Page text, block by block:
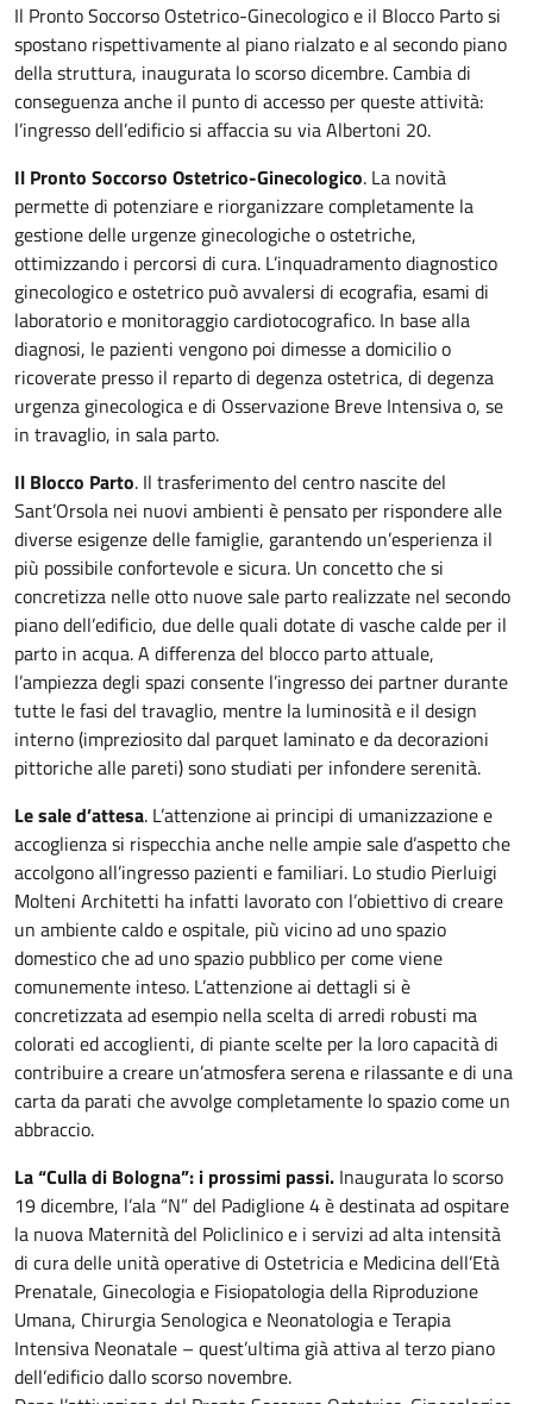
Il Pronto Soccorso Ostetrico-Ginecologico e il Blocco Parto si
spostano rispettivamente al piano rialzato e al secondo piano
della struttura, inaugurata lo scorso dicembre. Cambia di
conseguenza anche il punto di accesso per queste attività:
l’ingresso dell’edificio si affaccia su via Albertoni 20.
Il Pronto Soccorso Ostetrico-Ginecologico. La novità
permette di potenziare e riorganizzare completamente la
gestione delle urgenze ginecologiche o ostetriche,
ottimizzando i percorsi di cura. L’inquadramento diagnostico
ginecologico e ostetrico può avvalersi di ecografia, esami di
laboratorio e monitoraggio cardiotocografico. In base alla
diagnosi, le pazienti vengono poi dimesse a domicilio o
ricoverate presso il reparto di degenza ostetrica, di degenza
urgenza ginecologica e di Osservazione Breve Intensiva o, se
in travaglio, in sala parto.
Il Blocco Parto. Il trasferimento del centro nascite del
Sant’Orsola nei nuovi ambienti è pensato per rispondere alle
diverse esigenze delle famiglie, garantendo un’esperienza il
più possibile confortevole e sicura. Un concetto che si
concretizza nelle otto nuove sale parto realizzate nel secondo
piano dell’edificio, due delle quali dotate di vasche calde per il
parto in acqua. A differenza del blocco parto attuale,
l’ampiezza degli spazi consente l’ingresso dei partner durante
tutte le fasi del travaglio, mentre la luminosità e il design
interno (impreziosito dal parquet laminato e da decorazioni
pittoriche alle pareti) sono studiati per infondere serenità.
Le sale d’attesa. L’attenzione ai principi di umanizzazione e
accoglienza si rispecchia anche nelle ampie sale d’aspetto che
accolgono all’ingresso pazienti e familiari. Lo studio Pierluigi
Molteni Architetti ha infatti lavorato con l’obiettivo di creare
un ambiente caldo e ospitale, più vicino ad uno spazio
domestico che ad uno spazio pubblico per come viene
comunemente inteso. L’attenzione ai dettagli si è
concretizzata ad esempio nella scelta di arredi robusti ma
colorati ed accoglienti, di piante scelte per la loro capacità di
contribuire a creare un’atmosfera serena e rilassante e di una
carta da parati che avvolge completamente lo spazio come un
abbraccio.
La “Culla di Bologna”: i prossimi passi. Inaugurata lo scorso
19 dicembre, l’ala “N” del Padiglione 4 è destinata ad ospitare
la nuova Maternità del Policlinico e i servizi ad alta intensità
di cura delle unità operative di Ostetricia e Medicina dell’Età
Prenatale, Ginecologia e Fisiopatologia della Riproduzione
Umana, Chirurgia Senologica e Neonatologia e Terapia
Intensiva Neonatale – quest’ultima già attiva al terzo piano
dell’edificio dallo scorso novembre.